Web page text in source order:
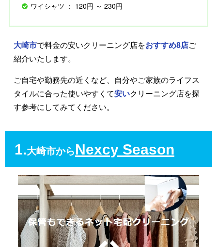
ワイシャツ ： 120円 ～ 230円
大崎市で料金の安いクリーニング店をおすすめ8店ご
紹介いたします。
ご自宅や勤務先の近くなど、自分やご家族のライフス
タイルに合った使いやすくて安いクリーニング店を探
す参考にしてみてください。
1.大崎市からNexcy Season